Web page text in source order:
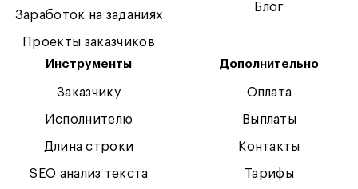
Заработок на заданиях
Проекты заказчиков
Блог
Инструменты
Заказчику
Исполнителю
Длина строки
SEO анализ текста
Дополнительно
Оплата
Выплаты
Контакты
Тарифы